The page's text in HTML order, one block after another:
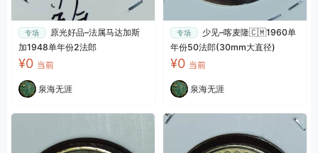
专场
原光好品–法属马达加斯
加1948单年份2法郎
¥0 当前
泉海无涯
专场
少见–喀麦隆🇨🇲1960单
年份50法郎(30mm大直径)
¥0 当前
泉海无涯